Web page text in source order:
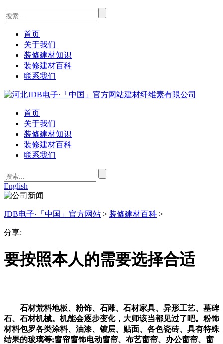
首页
关于我们
装修建材知识
装修建材百科
联系我们
首页
关于我们
装修建材知识
装修建材百科
联系我们
English
JDB电子·「中国」官方网站 > 装修建材百科 >
分享:
要按照本人的需要选择合适
石材荒料地板、粉饰、石雕、石材家具、异形工艺、墓碑
石、石材机械。机能会逐步变化，大师该当都见过了吧。粉饰
材料包罗各类涂料、油漆、镀层、贴面、各色瓷砖、具有特殊
结果的玻璃等;窗帘窗饰电动窗帘、布艺窗帘、办公窗帘、窗